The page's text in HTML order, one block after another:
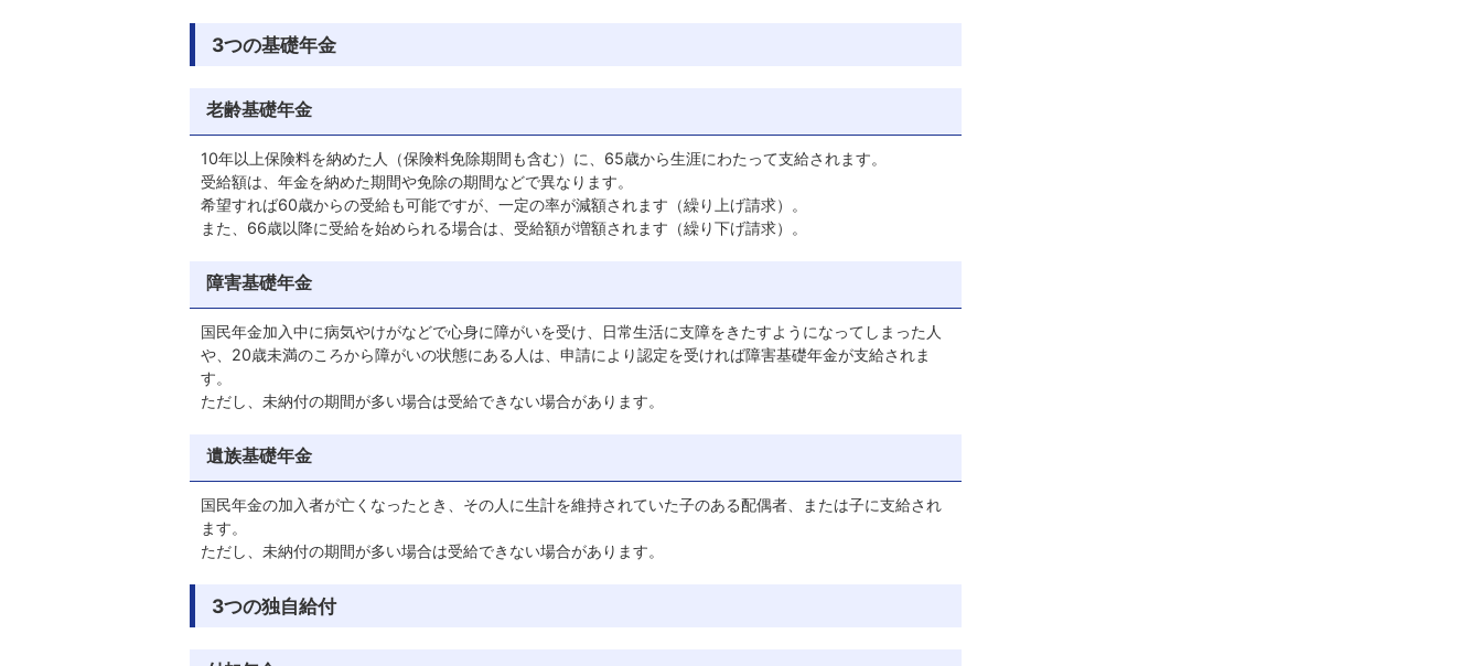
3つの基礎年金
老齢基礎年金
10年以上保険料を納めた人（保険料免除期間も含む）に、65歳から生涯にわたって支給されます。
受給額は、年金を納めた期間や免除の期間などで異なります。
希望すれば60歳からの受給も可能ですが、一定の率が減額されます（繰り上げ請求）。
また、66歳以降に受給を始められる場合は、受給額が増額されます（繰り下げ請求）。
障害基礎年金
国民年金加入中に病気やけがなどで心身に障がいを受け、日常生活に支障をきたすようになってしまった人
や、20歳未満のころから障がいの状態にある人は、申請により認定を受ければ障害基礎年金が支給されま
す。
ただし、未納付の期間が多い場合は受給できない場合があります。
遺族基礎年金
国民年金の加入者が亡くなったとき、その人に生計を維持されていた子のある配偶者、または子に支給され
ます。
ただし、未納付の期間が多い場合は受給できない場合があります。
3つの独自給付